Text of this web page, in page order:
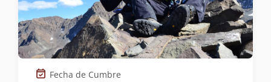
Fecha de Cumbre